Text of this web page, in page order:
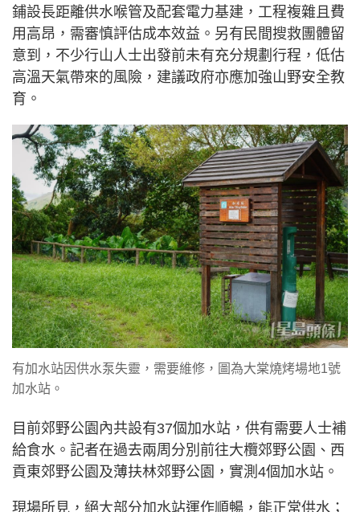
鋪設長距離供水喉管及配套電力基建，工程複雜且費
用高昂，需審慎評估成本效益。另有民間搜救團體留
意到，不少行山人士出發前未有充分規劃行程，低估
高溫天氣帶來的風險，建議政府亦應加強山野安全教
育。
有加水站因供水泵失靈，需要維修，圖為大棠燒烤場地1號
加水站。
目前郊野公園內共設有37個加水站，供有需要人士補
給食水。記者在過去兩周分別前往大欖郊野公園、西
貢東郊野公園及薄扶林郊野公園，實測4個加水站。
現場所見，絕大部分加水站運作順暢，能正常供水；